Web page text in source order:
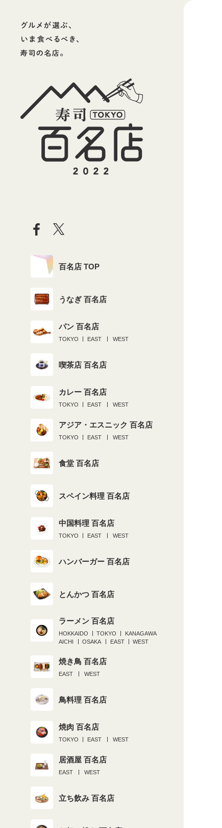
百名店 TOP
うなぎ 百名店
パン 百名店
TOKYO EAST WEST
喫茶店 百名店
カレー 百名店
TOKYO EAST WEST
アジア・エスニック 百名店
TOKYO EAST WEST
食堂 百名店
スペイン料理 百名店
中国料理 百名店
TOKYO EAST WEST
ハンバーガー 百名店
とんかつ 百名店
ラーメン 百名店
HOKKAIDO TOKYO
KANAGAWA
AICHI
OSAKA EAST WEST
焼き鳥 百名店
EAST WEST
鳥料理 百名店
焼肉 百名店
TOKYO EAST WEST
居酒屋 百名店
EAST WEST
立ち飲み 百名店